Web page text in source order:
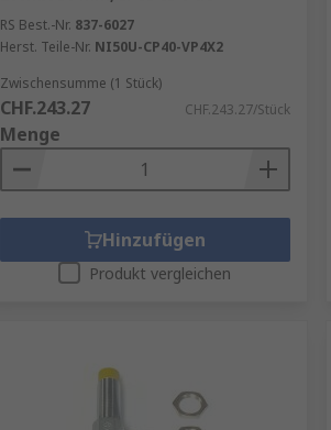
RS Best.-Nr. 837-6027
Herst. Teile-Nr. NI50U-CP40-VP4X2
Zwischensumme (1 Stück)
CHF.243.27 CHF.243.27/Stück
Menge
Hinzufügen
Produkt vergleichen